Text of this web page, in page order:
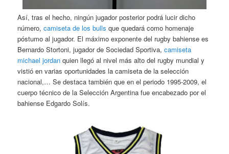
Así, tras el hecho, ningún jugador posterior podrá lucir dicho
número,camiseta de los bulls que quedará como homenaje
póstumo al jugador. El máximo exponente del rugby bahiense es
Bernardo Stortoni, jugador de Sociedad Sportiva,camiseta
michael jordan quien llegó al nivel más alto del rugby mundial y
vistió en varias oportunidades la camiseta de la selección
nacional,… Se destaca también que en el periodo 1995-2009, el
cuerpo técnico de la Selección Argentina fue encabezado por el
bahiense Edgardo Solís.